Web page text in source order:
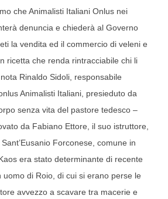
che Animalisti Italiani Onlus nei
denuncia e chiederà al Governo
la vendita ed il commercio di veleni e
ricetta che renda rintracciabile chi li
Rinaldo Sidoli, responsabile
Animalisti Italiani, presieduto da
senza vita del pastore tedesco –
da Fabiano Ettore, il suo istruttore,
Forconese, comune in
era stato determinante di recente
uomo di Roio, di cui si erano perse le
avvezzo a scavare tra macerie e